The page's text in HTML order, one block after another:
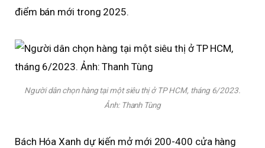
điểm bán mới trong 2025.
Người dân chọn hàng tại một siêu thị ở TP HCM, tháng 6/2023.
Ảnh: Thanh Tùng
Bách Hóa Xanh dự kiến mở mới 200-400 cửa hàng